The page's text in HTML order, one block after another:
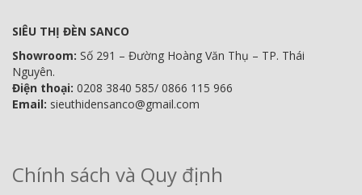
SIÊU THỊ ĐÈN SANCO
Showroom: Số 291 – Đường Hoàng Văn Thụ – TP. Thái
Nguyên.
Điện thoại: 0208 3840 585/ 0866 115 966
Email: sieuthidensanco@gmail.com
Chính sách và Quy định